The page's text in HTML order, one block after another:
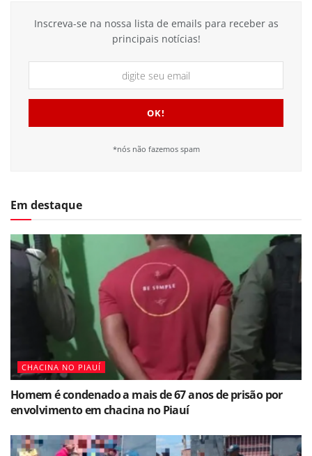
Inscreva-se na nossa lista de emails para receber as
principais notícias!
*nós não fazemos spam
Em destaque
CHACINA NO PIAUÍ
Homem é condenado a mais de 67 anos de prisão por
envolvimento em chacina no Piauí